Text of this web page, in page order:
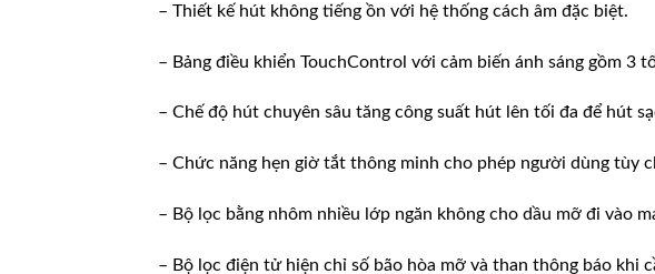
– Thiết kế hút không tiếng ồn với hệ thống cách âm đặc biệt.
– Bảng điều khiển TouchControl với cảm biến ánh sáng gồm 3
– Chế độ hút chuyên sâu tăng công suất hút lên tối đa để hút
– Chức năng hẹn giờ tắt thông minh cho phép người dùng
– Bộ lọc bằng nhôm nhiều lớp ngăn không cho dầu mỡ đi vào
– Bộ lọc điện tử hiện chỉ số bão hòa mỡ và than thông báo khi